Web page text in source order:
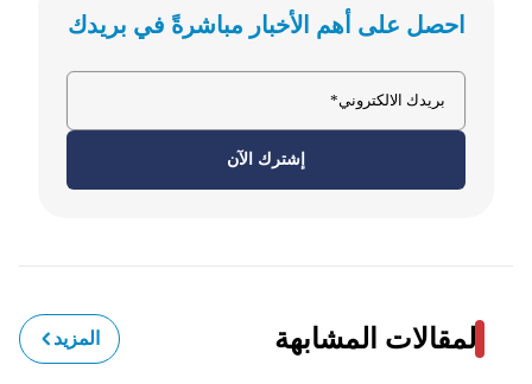
احصل على أهم الأخبار مباشرةً في بريدك
إشترك الآن
المقالات المشابهة المزيد